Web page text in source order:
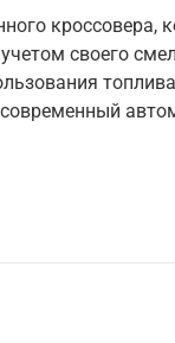
кроссовера,
своего